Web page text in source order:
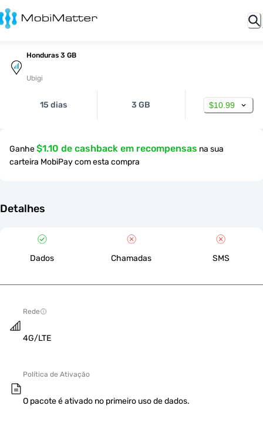
Honduras 3 GB
Ubigi
15 dias 3 GB $10.99
Ganhe$1.10 de cashback em recompensas na sua
carteira MobiPay com esta compra
Detalhes
Dados Chamadas SMS
Rede
4G/LTE
Política de Ativação
O pacote é ativado no primeiro uso de dados.